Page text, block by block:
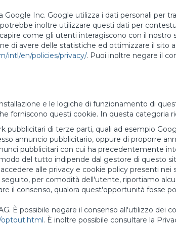
Inc. Google utilizza i dati personali per
inoltre utilizzare questi dati per
come gli utenti interagiscono con il nostro
di avere delle statistiche ed ottimizzare il sito
intl/en/policies/privacy/. Puoi inoltre negare il
e le logiche di funzionamento di
forniscono questi cookie. In questa categoria
pubblicitari di terze parti, quali ad esempio
annuncio pubblicitario, oppure di proporre
pubblicitari con cui ha precedentemente
del tutto indipende dal gestore di questo
alle privacy e cookie policy presenti nei
per comodità dell'utente, riportiamo
il consenso, qualora quest'opportunità fosse
È possibile negare il consenso all'utilizzo dei
optout.html. È inoltre possibile consultare la